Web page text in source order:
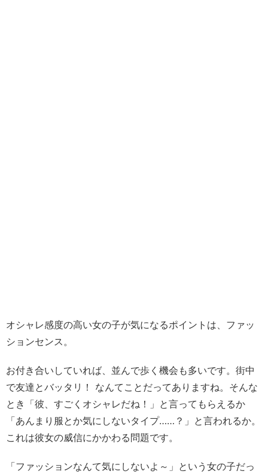
オシャレ感度の高い女の子が気になるポイントは、ファッ
ションセンス。
お付き合いしていれば、並んで歩く機会も多いです。街中
で友達とバッタリ！ なんてことだってありますね。 そんな
とき「彼、すごくオシャレだね！」と言ってもらえるか
「あんまり服とか気にしないタイプ……？」と言われるか。
これは彼女の威信にかかわる問題です。
「ファッションなんて気にしないよ～」という女の子だっ